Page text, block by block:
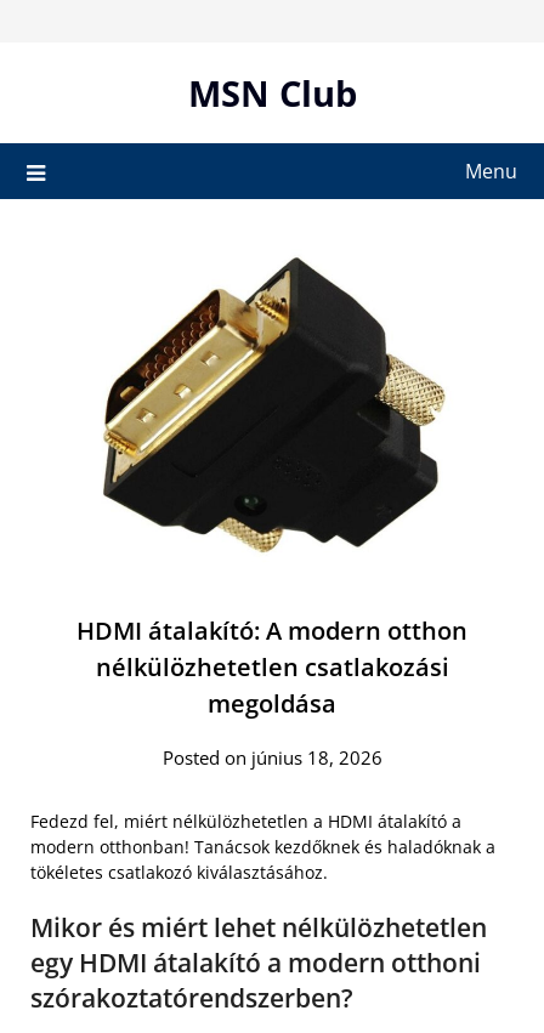
MSN Club
Menu
HDMI átalakító: A modern otthon
nélkülözhetetlen csatlakozási
megoldása
Posted on június 18, 2026
Fedezd fel, miért nélkülözhetetlen a HDMI átalakító a
modern otthonban! Tanácsok kezdőknek és haladóknak a
tökéletes csatlakozó kiválasztásához.
Mikor és miért lehet nélkülözhetetlen
egy HDMI átalakító a modern otthoni
szórakoztatórendszerben?